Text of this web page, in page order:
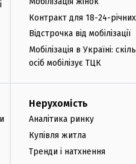
Контракт для 18-24-річних
Відстрочка від мобілізації
Мобілізація в Україні:
осіб мобілізує ТЦК
Нерухомість
Аналітика ринку
Купівля житла
Тренди і натхнення